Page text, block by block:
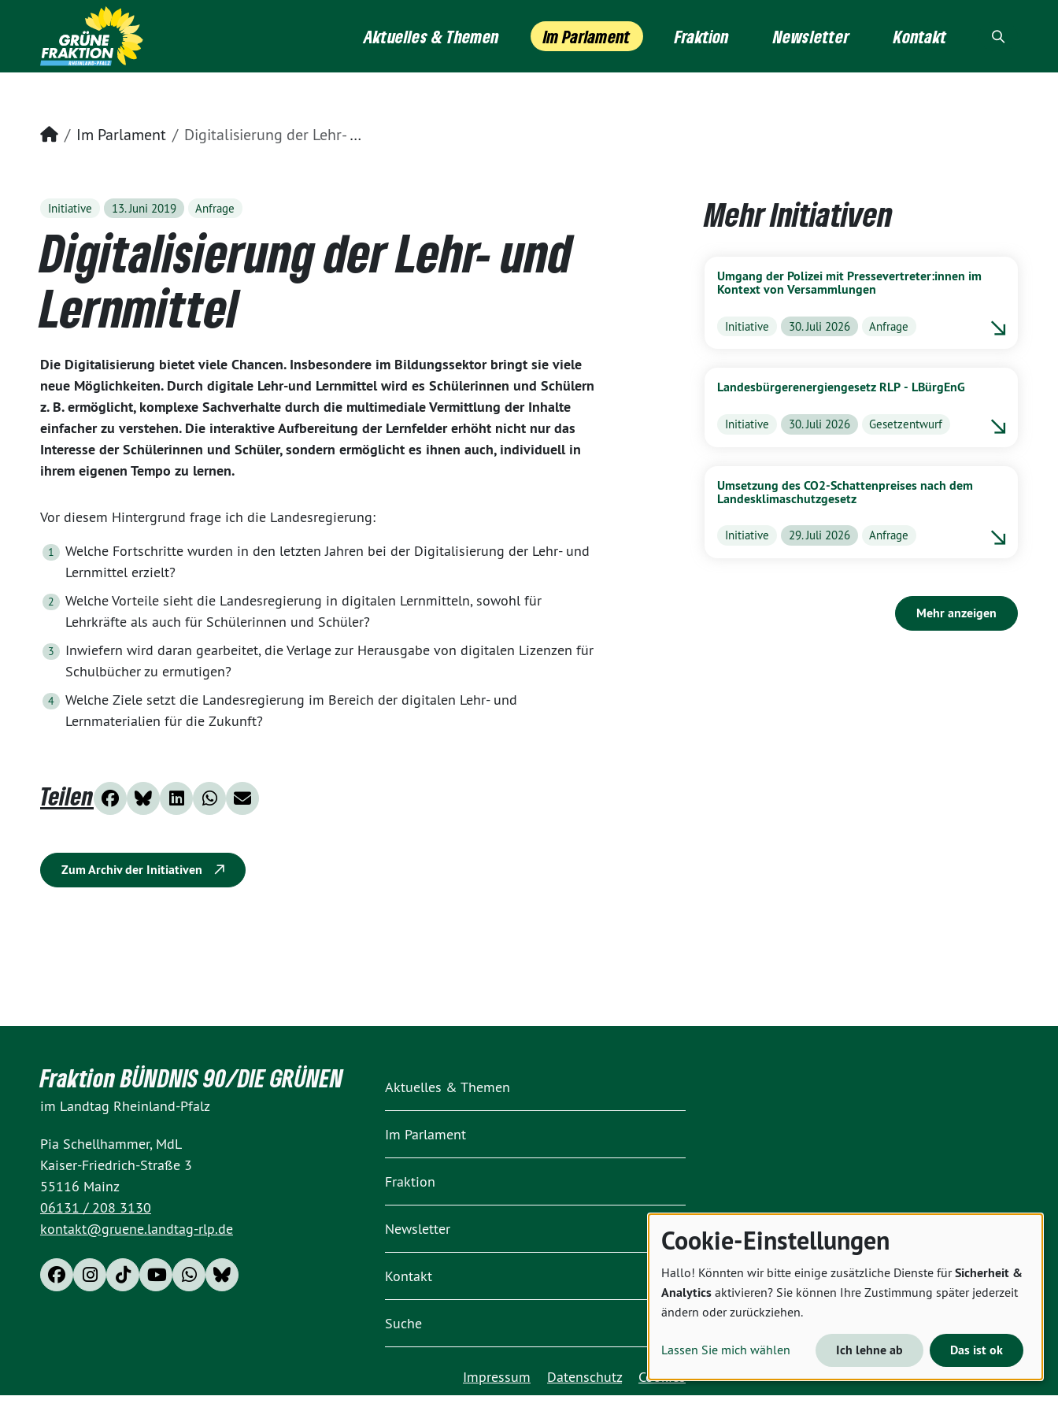
Aktuelles & Themen Im Parlament Fraktion Newsletter Kontakt
Startseite
Im Parlament Digitalisierung der Lehr- und Lernmittel
Initiative 13. Juni 2019 Anfrage
Digitalisierung der Lehr- und
Lernmittel
Die Digitalisierung bietet viele Chancen. Insbesondere im Bildungssektor bringt sie viele
neue Möglichkeiten. Durch digitale Lehr-und Lernmittel wird es Schülerinnen und Schülern
z. B. ermöglicht, komplexe Sachverhalte durch die multimediale Vermittlung der Inhalte
einfacher zu verstehen. Die interaktive Aufbereitung der Lernfelder erhöht nicht nur das
Interesse der Schülerinnen und Schüler, sondern ermöglicht es ihnen auch, individuell in
ihrem eigenen Tempo zu lernen.
Vor diesem Hintergrund frage ich die Landesregierung:
Welche Fortschritte wurden in den letzten Jahren bei der Digitalisierung der Lehr- und
Lernmittel erzielt?
Welche Vorteile sieht die Landesregierung in digitalen Lernmitteln, sowohl für
Lehrkräfte als auch für Schülerinnen und Schüler?
Inwiefern wird daran gearbeitet, die Verlage zur Herausgabe von digitalen Lizenzen für
Schulbücher zu ermutigen?
Welche Ziele setzt die Landesregierung im Bereich der digitalen Lehr- und
Lernmaterialien für die Zukunft?
Teilen
Zum Archiv der Initiativen
Mehr Initiativen
Umgang der Polizei mit Pressevertreter:innen im
Kontext von Versammlungen
Initiative 30. Juli 2026 Anfrage
Landesbürgerenergiengesetz RLP - LBürgEnG
Initiative 30. Juli 2026 Gesetzentwurf
Umsetzung des CO2-Schattenpreises nach dem
Landesklimaschutzgesetz
Initiative 29. Juli 2026 Anfrage
Mehr anzeigen
Fraktion BÜNDNIS 90/DIE GRÜNEN
im Landtag Rheinland-Pfalz
Pia Schellhammer, MdL
Kaiser-Friedrich-Straße 3
55116 Mainz
06131 / 208 3130
kontakt@gruene.landtag-rlp.de
Aktuelles & Themen
Im Parlament
Fraktion
Newsletter
Kontakt
Suche
Impressum Datenschutz Cookies
Cookie-Einstellungen
Hallo! Könnten wir bitte einige zusätzliche Dienste fürSicherheit &
Analytics aktivieren? Sie können Ihre Zustimmung später jederzeit
ändern oder zurückziehen.
Lassen Sie mich wählen Ich lehne ab Das ist ok